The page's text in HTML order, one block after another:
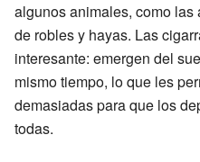
algunos animales, como
de robles y hayas. Las
interesante: emergen del
mismo tiempo, lo que les
demasiadas para que los
todas.